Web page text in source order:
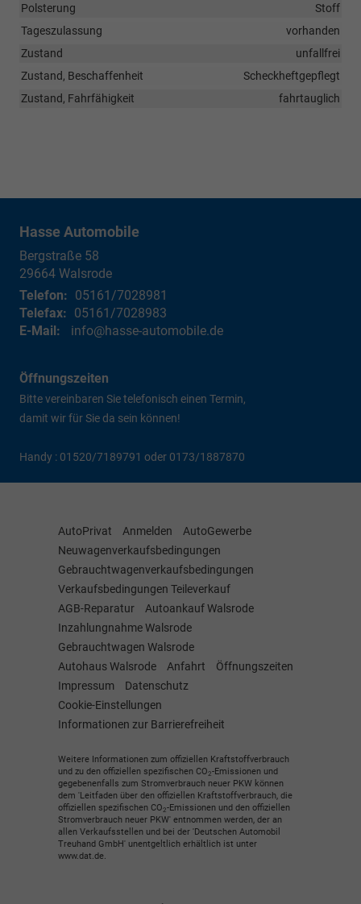
Polsterung
Stoff
Tageszulassung
vorhanden
Zustand
unfallfrei
Zustand, Beschaffenheit
Scheckheftgepflegt
Zustand, Fahrfähigkeit
fahrtauglich
Hasse Automobile
Bergstraße 58
29664 Walsrode
Telefon: 05161/7028981
Telefax: 05161/7028983
E-Mail:
info@hasse-automobile.de
Öffnungszeiten
Bitte vereinbaren Sie telefonisch einen Termin,
damit wir für Sie da sein können!
Handy : 01520/7189791 oder 0173/1887870
AutoPrivat Anmelden
AutoGewerbe
Neuwagenverkaufsbedingungen
Gebrauchtwagenverkaufsbedingungen
Verkaufsbedingungen Teileverkauf
AGB-Reparatur
Autoankauf Walsrode
Inzahlungnahme Walsrode
Gebrauchtwagen Walsrode
Autohaus Walsrode
Anfahrt
Öffnungszeiten
Impressum
Datenschutz
Cookie-Einstellungen
Informationen zur Barrierefreiheit
Weitere Informationen zum offiziellen Kraftstoffverbrauch
und zu den offiziellen spezifischen CO2-Emissionen und
gegebenenfalls zum Stromverbrauch neuer PKW können
dem 'Leitfaden über den offiziellen Kraftstoffverbrauch, die
offiziellen spezifischen CO2-Emissionen und den offiziellen
Stromverbrauch neuer PKW' entnommen werden, der an
allen Verkaufsstellen und bei der 'Deutschen Automobil
Treuhand GmbH' unentgeltlich erhältlich ist unter
www.dat.de.